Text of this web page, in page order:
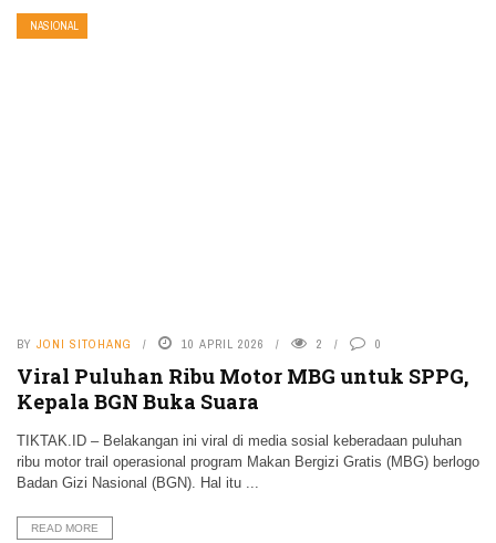
NASIONAL
BY JONI SITOHANG 10 APRIL 2026 2 0
Viral Puluhan Ribu Motor MBG untuk SPPG,
Kepala BGN Buka Suara
TIKTAK.ID – Belakangan ini viral di media sosial keberadaan puluhan
ribu motor trail operasional program Makan Bergizi Gratis (MBG) berlogo
Badan Gizi Nasional (BGN). Hal itu ...
READ MORE